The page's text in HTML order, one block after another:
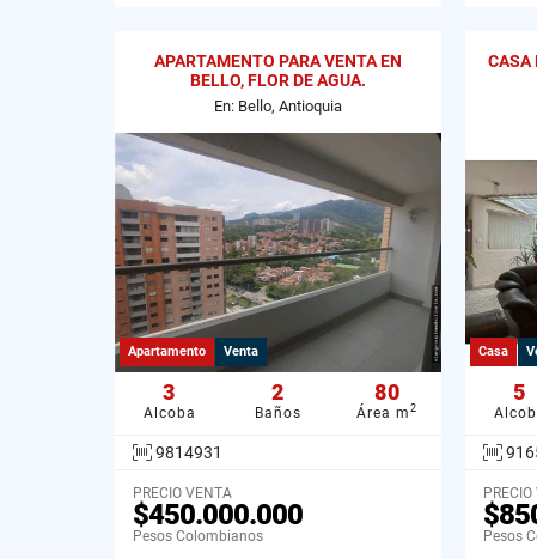
APARTAMENTO PARA VENTA EN
BELLO, FLOR DE AGUA.
En: Bello, Antioquia
Apartamento Venta
3
Alcoba
2
Baños
80
Área m 2
9814931
PRECIO VENTA
$450.000.000
Pesos Colombianos
CASA
Casa
5
Pesos